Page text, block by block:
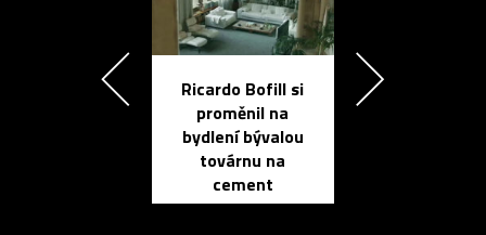
Ricardo Bofill si
proměnil na
bydlení bývalou
továrnu na
cement